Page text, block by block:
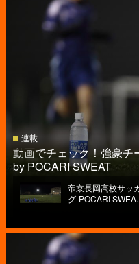
連載
動画でチェック！強豪チ
by POCARI SWEAT
帝京長岡高校サッ
グ-POCARI